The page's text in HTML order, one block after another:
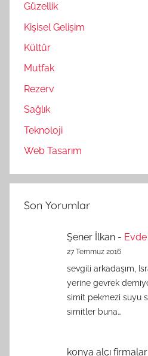
Güzellik
Kişisel Gelişim
Kültür
Mutfak
Rezerv
Sağlık
Teknoloji
Web Tasarım
Son Yorumlar
Şener İlkan - Evde
27 Temmuz 2016
sevgili arkadaşım,
yerine gevrek
simit pekmezi suyu
simitler buna…
konya alçı